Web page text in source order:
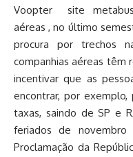
Voopter site
aéreas , no último
procura por trechos
companhias aéreas têm
incentivar que as
encontrar, por
taxas, saindo de SP e
feriados de novembro
Proclamação da